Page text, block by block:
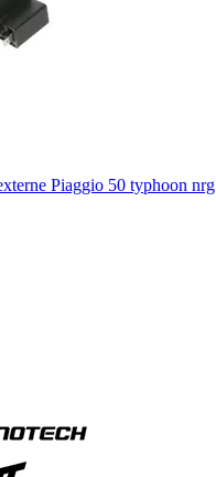
Piaggio 50 typhoon nrg